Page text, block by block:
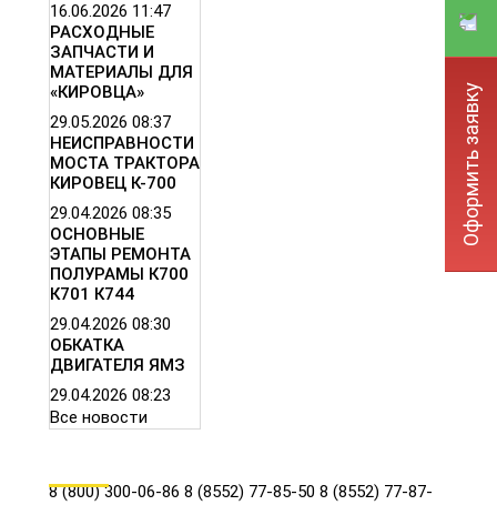
16.06.2026 11:47
РАСХОДНЫЕ
ЗАПЧАСТИ И
МАТЕРИАЛЫ ДЛЯ
«КИРОВЦА»
29.05.2026 08:37
НЕИСПРАВНОСТИ
МОСТА ТРАКТОРА
КИРОВЕЦ К-700
29.04.2026 08:35
ОСНОВНЫЕ
ЭТАПЫ РЕМОНТА
ПОЛУРАМЫ К700
К701 К744
29.04.2026 08:30
ОБКАТКА
ДВИГАТЕЛЯ ЯМЗ
29.04.2026 08:23
Все новости
8 (800) 300-06-86 8 (8552) 77-85-50 8 (8552) 77-87-
Оформить заявку